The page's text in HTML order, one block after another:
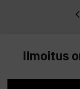
Ilmoitus